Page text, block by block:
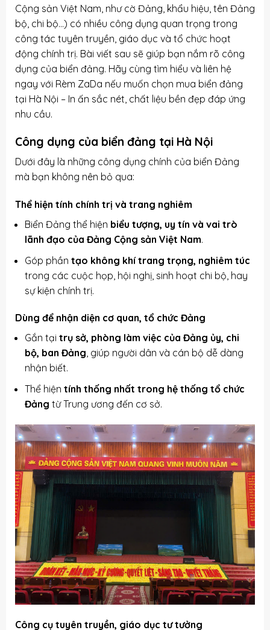
Cộng sản Việt Nam, như cờ Đảng, khẩu hiệu, tên Đảng
bộ, chi bộ…) có nhiều công dụng quan trọng trong
công tác tuyên truyền, giáo dục và tổ chức hoạt
động chính trị. Bài viết sau sẽ giúp bạn nắm rõ công
dụng của biển đảng. Hãy cùng tìm hiểu và liên hệ
ngay với Rèm ZaDa nếu muốn chọn mua biển đảng
tại Hà Nội – In ấn sắc nét, chất liệu bền đẹp đáp ứng
nhu cầu.
Công dụng của biển đảng tại Hà Nội
Dưới đây là những công dụng chính của biển Đảng
mà bạn không nên bỏ qua:
Thể hiện tính chính trị và trang nghiêm
Biển Đảng thể hiện biểu tượng, uy tín và vai trò
lãnh đạo của Đảng Cộng sản Việt Nam.
Góp phần tạo không khí trang trọng, nghiêm túc
trong các cuộc họp, hội nghị, sinh hoạt chi bộ, hay
sự kiện chính trị.
Dùng để nhận diện cơ quan, tổ chức Đảng
Gắn tại trụ sở, phòng làm việc của Đảng ủy, chi
bộ, ban Đảng, giúp người dân và cán bộ dễ dàng
nhận biết.
Thể hiện tính thống nhất trong hệ thống tổ chức
Đảng từ Trung ương đến cơ sở.
Công cụ tuyên truyền, giáo dục tư tưởng